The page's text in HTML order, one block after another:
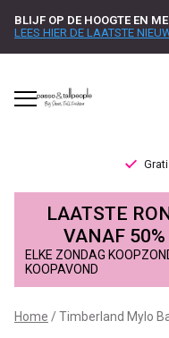
BLIJF OP DE HOOGTE EN
LEES HIER DE LAATSTE
Mylo
Bay
Low
LAATSTE
VANAF
ELKE ZONDAG
KOOPAVOND
Home Timberland Mylo